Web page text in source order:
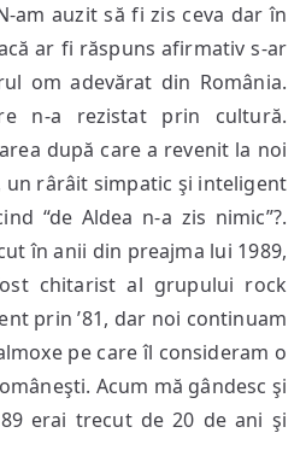
am auzit să fi zis ceva dar în
ar fi răspuns afirmativ s-ar
om adevărat din România.
n-a rezistat prin cultură.
după care a revenit la noi
un rârâit simpatic şi inteligent
“de Aldea n-a zis nimic”?.
în anii din preajma lui 1989,
chitarist al grupului rock
prin ’81, dar noi continuam
pe care îl consideram o
Acum mă gândesc şi
erai trecut de 20 de ani şi